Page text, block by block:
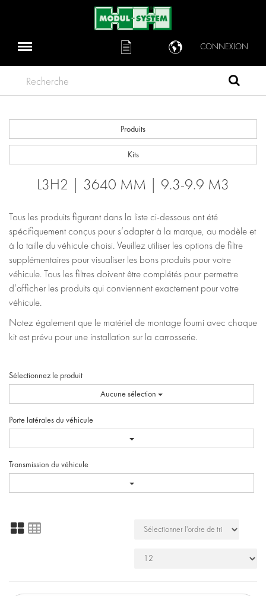
CONNEXION
Recherche
Produits
Kits
L3H2 | 3640 MM | 9.3-9.9 M3
Tous les produits figurant dans la liste ci-dessous ont été
spécifiquement conçus pour s’adapter à la marque, au modèle et
à la taille du véhicule choisi. Veuillez utiliser les options de filtre
supplémentaires pour visualiser les bons produits pour votre
véhicule. Tous les filtres doivent être complétés pour permettre
d’afficher les produits qui conviennent exactement pour votre
véhicule.
Notez également que le matériel de montage fourni avec chaque
kit est prévu pour une installation sur la carrosserie.
Sélectionnez le produit
Aucune sélection
Porte latérales du véhicule
Transmission du véhicule